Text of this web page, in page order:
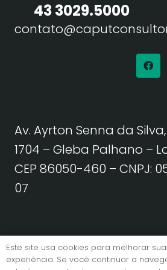
43 3029.5000
Av. Ayrton Senna da
1704 – Gleba Palhano –
CEP 86050-460 – CNPJ:
07
Política de Privacidade |
Este site usa cookies para melhorar sua
experiência. Se você continuar a